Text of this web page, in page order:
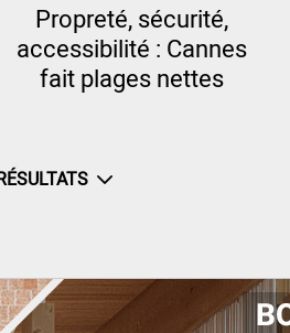
Propreté, sécurité,
accessibilité : Cannes
fait plages nettes